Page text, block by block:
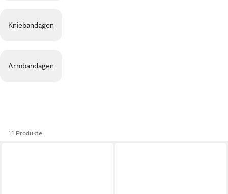
Kniebandagen
Armbandagen
11 Produkte